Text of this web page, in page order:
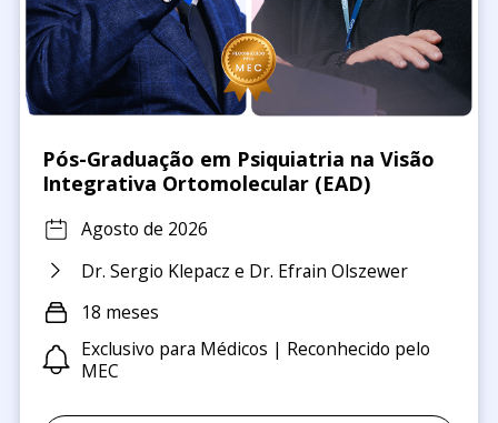
Pós-Graduação em Psiquiatria na Visão
Integrativa Ortomolecular (EAD)
Agosto de 2026
Dr. Sergio Klepacz e Dr. Efrain Olszewer
18 meses
Exclusivo para Médicos | Reconhecido pelo
MEC